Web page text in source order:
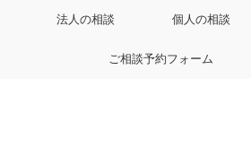
法人の相談 個人の相談
ご相談予約フォーム